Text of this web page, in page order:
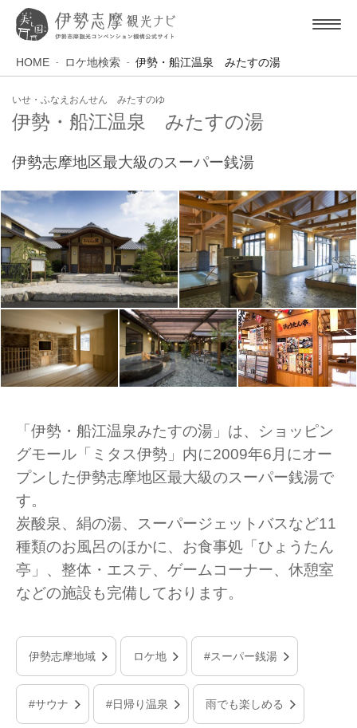
HOME ロケ地検索 伊勢・船江温泉 みたすの湯
いせ・ふなえおんせん みたすのゆ
伊勢・船江温泉 みたすの湯
伊勢志摩地区最大級のスーパー銭湯
「伊勢・船江温泉みたすの湯」は、ショッピン
グモール「ミタス伊勢」内に2009年6月にオー
プンした伊勢志摩地区最大級のスーパー銭湯で
す。
炭酸泉、絹の湯、スーパージェットバスなど11
種類のお風呂のほかに、お食事処「ひょうたん
亭」、整体・エステ、ゲームコーナー、休憩室
などの施設も完備しております。
伊勢志摩地域 ロケ地 #スーパー銭湯
#サウナ #日帰り温泉 雨でも楽しめる